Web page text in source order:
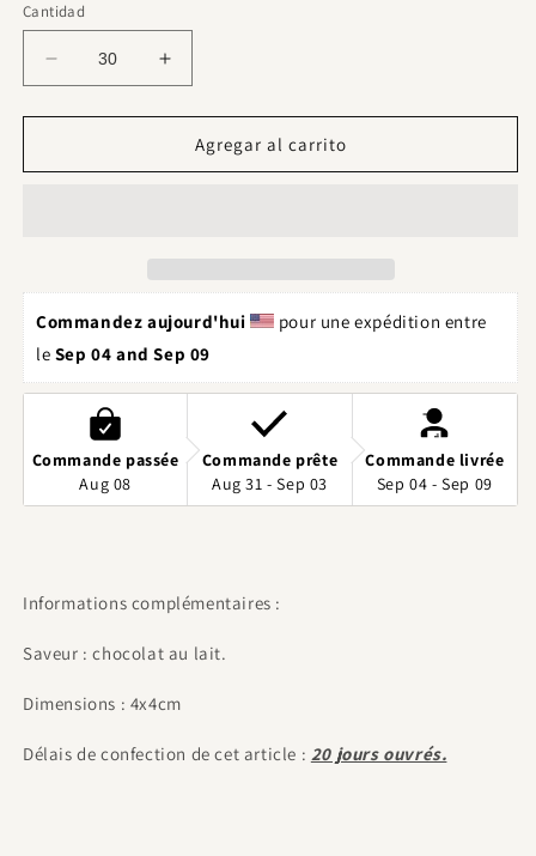
Cantidad
Reducir
cantidad
para
personnalisé
Aumentar
cantidad
para
Chocolat
personnalisé
Agregar al carrito
Commandez aujourd'hui
pour une expédition entre
le Sep 04 and Sep 09
Commande passée
Aug 08
Commande prête
Aug 31 - Sep 03
Commande livrée
Sep 04 - Sep 09
Informations complémentaires :
Saveur : chocolat au lait.
Dimensions : 4x4cm
Délais de confection de cet article : 20 jours ouvrés.